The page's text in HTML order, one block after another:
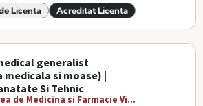
Licenta Acreditat Licenta
generalist
medicala si moase) |
Si Tehnic
de Medicina si Farmacie Vi...